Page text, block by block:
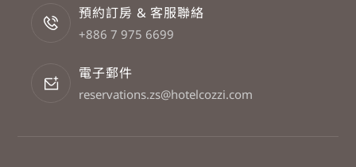
預約訂房 & 客服聯絡
+886 7 975 6699
電子郵件
reservations.zs@hotelcozzi.com